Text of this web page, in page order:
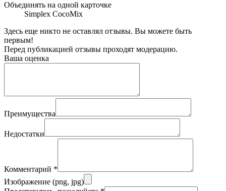
Объединять на одной карточке
Simplex CocoMix
Здесь еще никто не оставлял отзывы. Вы можете быть
первым!
Перед публикацией отзывы проходят модерацию.
Ваша оценка
Преимущества
Недостатки
Комментарий *
Изображение (png, jpg)